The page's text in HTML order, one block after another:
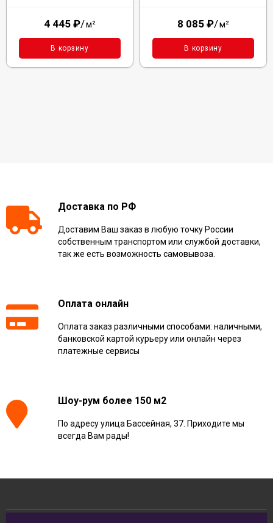
4 445 ₽/м²
В корзину
8 085 ₽/м²
В корзину
Доставка по РФ
Доставим Ваш заказ в любую точку России
собственным транспортом или службой доставки,
так же есть возможность самовывоза.
Оплата онлайн
Оплата заказ различными способами: наличными,
банковской картой курьеру или онлайн через
платежные сервисы
Шоу-рум более 150 м2
По адресу улица Бассейная, 37. Приходите мы
всегда Вам рады!